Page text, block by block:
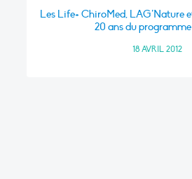
Les Life+ ChiroMed, LAG’Nature
20 ans du
18 AVRIL 2012